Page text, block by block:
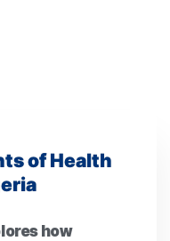
of Health
how